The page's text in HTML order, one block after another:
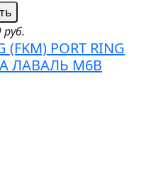
PORT RING
ЛАВАЛЬ M6B